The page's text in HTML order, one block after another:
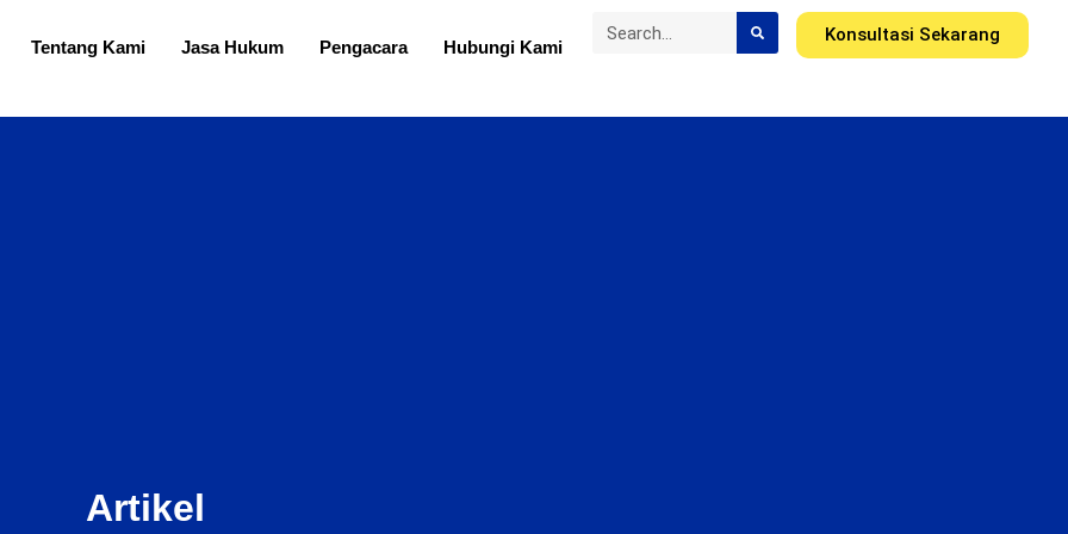
Tentang Kami Jasa Hukum Pengacara Hubungi Kami
Konsultasi Sekarang
Artikel